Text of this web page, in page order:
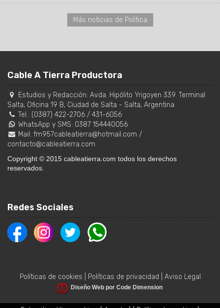
NUEVO ESCENARIO
SÁENZ CONSOLIDA EL LIDERAZGO
y 20 de 30 en Diputados.La nueva conformación de la
Legislatura dará continuidad a la agenda política e
institucional para el nuevo ciclo de cuatro años.
Más noticias de Política
Cable A Tierra Productora